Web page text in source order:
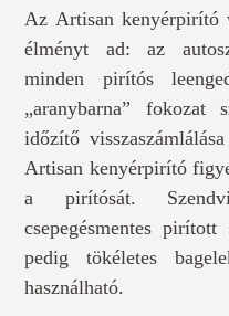
Az Artisan kenyérpirító
élményt ad: az
minden pirítós
„aranybarna”
időzítő
Artisan kenyérpirító
a pirítósát.
csepegésmentes
pedig tökéletes
használható.